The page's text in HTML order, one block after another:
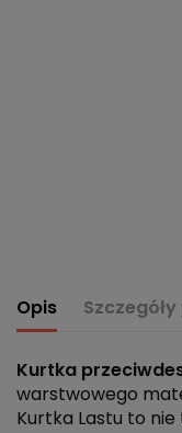
Opis
Kurtka
warstwowego
Kurtka Lastu to